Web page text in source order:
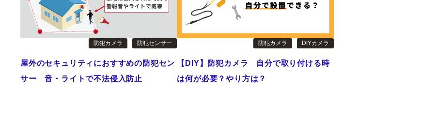
防犯カメラ 防犯センサー
屋外のセキュリティにおすすめの防犯セン
サー 音・ライトで不法侵入防止
防犯カメラ DIYカメラ
【DIY】防犯カメラ 自分で取り付ける時
は何が必要？やり方は？